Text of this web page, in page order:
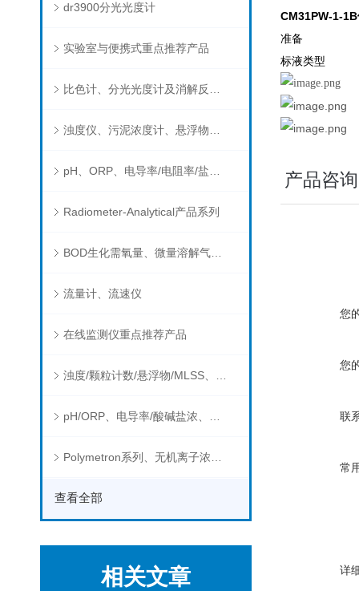
dr3900分光光度计
实验室与便携式重点推荐产品
Radiometer-Analytical产品系列
BOD生化需氧量、微量溶解气体和现场水质测试组件以及其他分析仪
流量计、流速仪
在线监测仪重点推荐产品
查看全部
相关文章
CM31PW-1-
准备
标液类型
产品咨询
您
您
联
常
详